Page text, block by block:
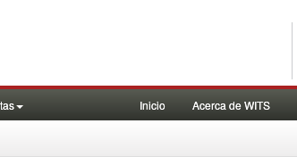
Inicio Acerca de WITS